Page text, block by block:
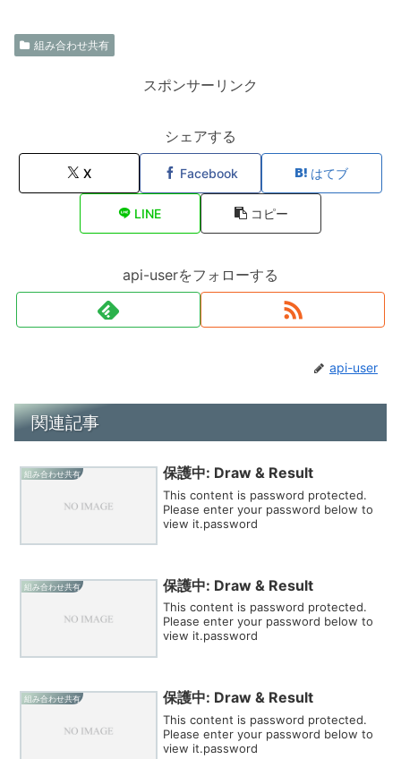
組み合わせ共有
スポンサーリンク
シェアする
X Facebook はてブ
LINE コピー
api-userをフォローする
api-user
関連記事
組み合わせ共有 保護中: Draw & Result
This content is password protected.
Please enter your password below to
view it.password
組み合わせ共有 保護中: Draw & Result
This content is password protected.
Please enter your password below to
view it.password
組み合わせ共有 保護中: Draw & Result
This content is password protected.
Please enter your password below to
view it.password